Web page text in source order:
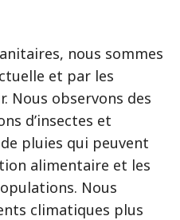
nous sommes
et par les
Nous observons des
d’insectes et
pluies qui peuvent
alimentaire et les
Nous
climatiques plus